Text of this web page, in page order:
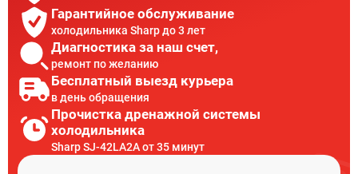
Гарантийное обслуживание
холодильника Sharp до 3 лет
Диагностика за наш счет,
ремонт по желанию
Бесплатный выезд курьера
в день обращения
Прочистка дренажной системы
холодильника
Sharp SJ-42LA2A от 35 минут